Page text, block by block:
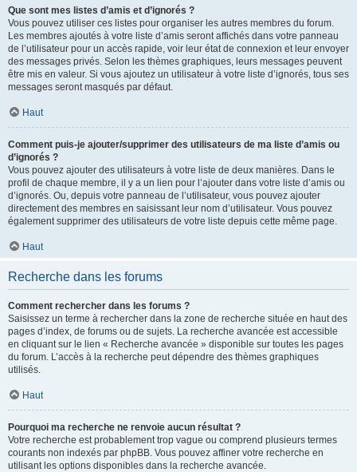
Que sont mes listes d’amis et d’ignorés ?
Vous pouvez utiliser ces listes pour organiser les autres membres du forum.
Les membres ajoutés à votre liste d’amis seront affichés dans votre panneau
de l’utilisateur pour un accès rapide, voir leur état de connexion et leur envoyer
des messages privés. Selon les thèmes graphiques, leurs messages peuvent
être mis en valeur. Si vous ajoutez un utilisateur à votre liste d’ignorés, tous ses
messages seront masqués par défaut.
Haut
Comment puis-je ajouter/supprimer des utilisateurs de ma liste d’amis ou
d’ignorés ?
Vous pouvez ajouter des utilisateurs à votre liste de deux manières. Dans le
profil de chaque membre, il y a un lien pour l’ajouter dans votre liste d’amis ou
d’ignorés. Ou, depuis votre panneau de l’utilisateur, vous pouvez ajouter
directement des membres en saisissant leur nom d’utilisateur. Vous pouvez
également supprimer des utilisateurs de votre liste depuis cette même page.
Haut
Recherche dans les forums
Comment rechercher dans les forums ?
Saisissez un terme à rechercher dans la zone de recherche située en haut des
pages d’index, de forums ou de sujets. La recherche avancée est accessible
en cliquant sur le lien « Recherche avancée » disponible sur toutes les pages
du forum. L’accès à la recherche peut dépendre des thèmes graphiques
utilisés.
Haut
Pourquoi ma recherche ne renvoie aucun résultat ?
Votre recherche est probablement trop vague ou comprend plusieurs termes
courants non indexés par phpBB. Vous pouvez affiner votre recherche en
utilisant les options disponibles dans la recherche avancée.